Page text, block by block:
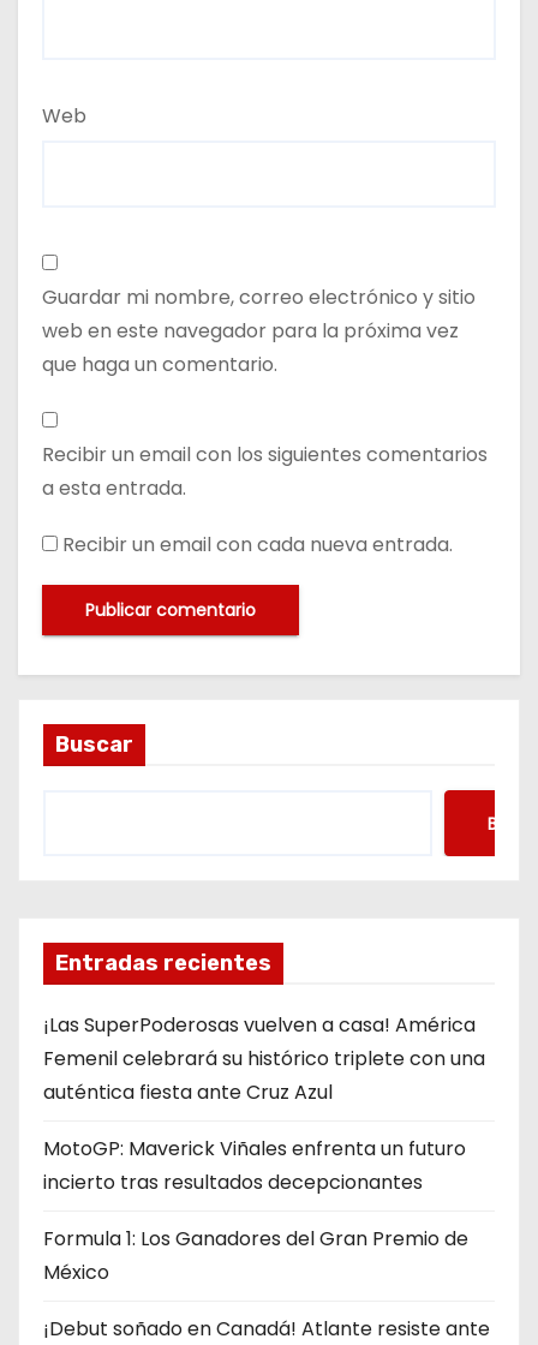
Web
Guardar mi nombre, correo electrónico y sitio
web en este navegador para la próxima vez
que haga un comentario.
Recibir un email con los siguientes comentarios
a esta entrada.
Recibir un email con cada nueva entrada.
Buscar
Entradas recientes
¡Las SuperPoderosas vuelven a casa! América
Femenil celebrará su histórico triplete con una
auténtica fiesta ante Cruz Azul
MotoGP: Maverick Viñales enfrenta un futuro
incierto tras resultados decepcionantes
Formula 1: Los Ganadores del Gran Premio de
México
¡Debut soñado en Canadá! Atlante resiste ante